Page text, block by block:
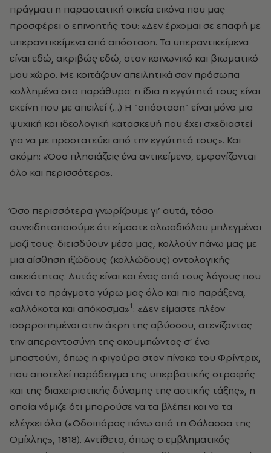
πράγματι η παραστατική οικεία εικόνα που μας
προσφέρει ο επινοητής του: «Δεν έρχομαι σε επαφή με
υπεραντικείμενα από απόσταση. Τα υπεραντικείμενα
είναι εδώ, ακριβώς εδώ, στον κοινωνικό και βιωματικό
μου χώρο. Με κοιτάζουν απειλητικά σαν πρόσωπα
κολλημένα στο παράθυρο: η ίδια η εγγύτητά τους είναι
εκείνη που με απειλεί (…) Η “απόσταση” είναι μόνο μια
ψυχική και ιδεολογική κατασκευή που έχει σχεδιαστεί
για να με προστατεύει από την εγγύτητά τους». Και
ακόμη: «Όσο πλησιάζεις ένα αντικείμενο, εμφανίζονται
όλο και περισσότερα».
Όσο περισσότερα γνωρίζουμε γι’ αυτά, τόσο
συνειδητοποιούμε ότι είμαστε ολωσδιόλου μπλεγμένοι
μαζί τους: διεισδύουν μέσα μας, κολλούν πάνω μας με
μια αίσθηση ιξώδους (κολλώδους) οντολογικής
οικειότητας. Αυτός είναι και ένας από τους λόγους που
κάνει τα πράγματα γύρω μας όλο και πιο παράξενα,
«αλλόκοτα και απόκοσμα»1: «Δεν είμαστε πλέον
ισορροπημένοι στην άκρη της αβύσσου, ατενίζοντας
την απεραντοσύνη της ακουμπώντας σ’ ένα
μπαστούνι, όπως η φιγούρα στον πίνακα του Φρίντριχ,
που αποτελεί παράδειγμα της υπερβατικής στροφής
και της διαχειριστικής δύναμης της αστικής τάξης», η
οποία νόμιζε ότι μπορούσε να τα βλέπει και να τα
ελέγχει όλα («Οδοιπόρος πάνω από τη Θάλασσα της
Ομίχλης», 1818). Αντίθετα, όπως ο εμβληματικός